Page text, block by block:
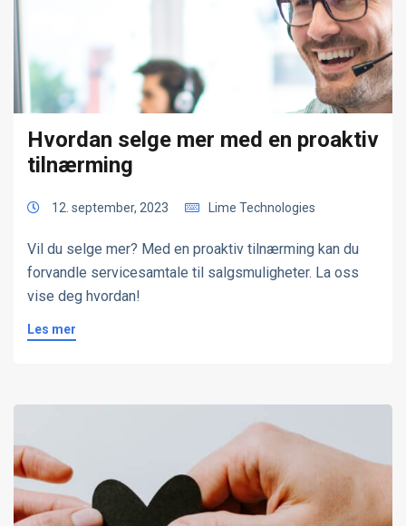
Hvordan selge mer med en proaktiv
tilnærming
12. september, 2023 Lime Technologies
Vil du selge mer? Med en proaktiv tilnærming kan du
forvandle servicesamtale til salgsmuligheter. La oss
vise deg hvordan!
Les mer